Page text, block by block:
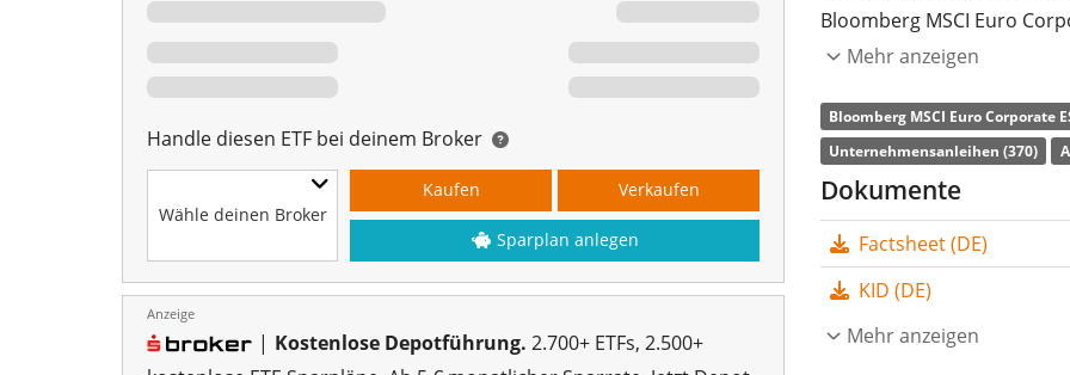
Handle diesen ETF bei deinem Broker
Wähle deinen Broker
Kaufen Verkaufen
Sparplan anlegen
Anzeige
| Kostenlose Depotführung. 2.700+ ETFs, 2.500+
Bloomberg MSCI Euro
Zugang zu
Social and Governance).
Die TER
ETF, der den Bloomberg
nachbildet. Der ETF bildet
Die Zinserträge (Kupons)
Mehr anzeigen
Bloomberg MSCI Euro Corporate
Unternehmensanleihen (370)
Dokumente
Factsheet (DE)
KID (DE)
Mehr anzeigen